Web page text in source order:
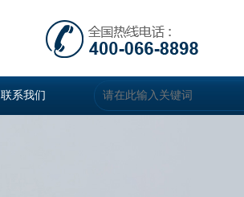
联系我们